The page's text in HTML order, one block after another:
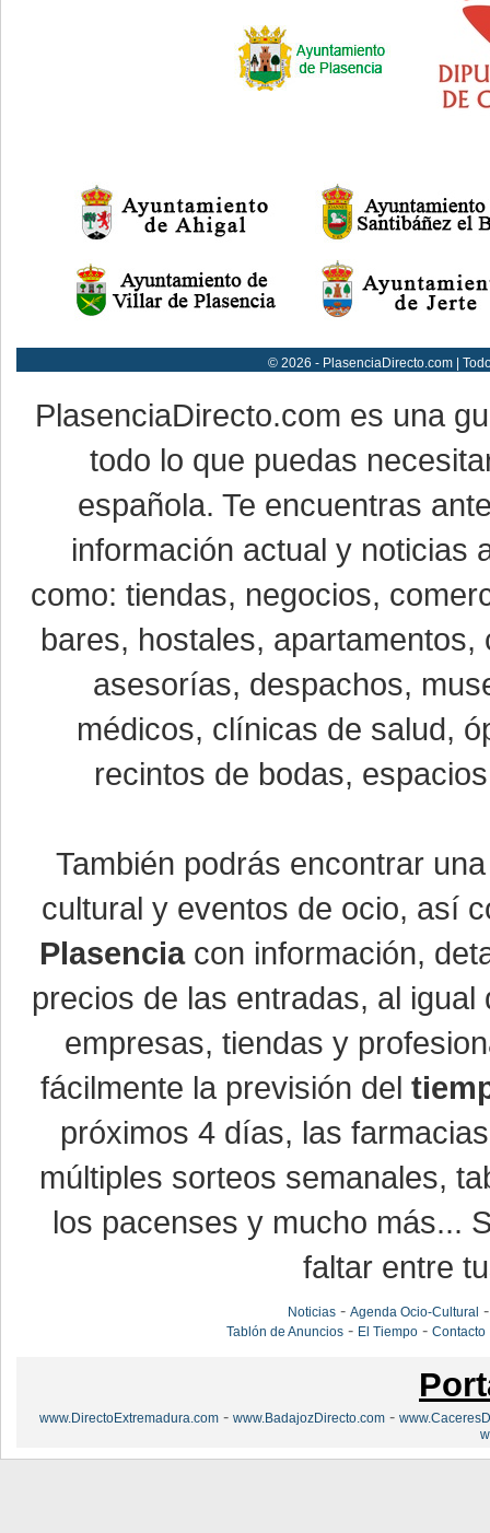
© 2026 - PlasenciaDirecto.com |
PlasenciaDirecto.com es una
todo lo que puedas
española. Te encuentras
información actual y noticias
como: tiendas, negocios,
bares, hostales,
asesorías, despachos,
médicos, clínicas de salud,
recintos de bodas,
También podrás encontrar
cultural y eventos de ocio, así
Plasenciacon información,
precios de las entradas, al
empresas, tiendas y
fácilmente la previsión del
próximos 4 días, las
múltiples sorteos semanales,
los pacenses y mucho más...
faltar entre
Noticias -Agenda Ocio-Cultural
Tablón de Anuncios - El Tiempo -Contacto
www.DirectoExtremadura.com - www.BadajozDirecto.com -